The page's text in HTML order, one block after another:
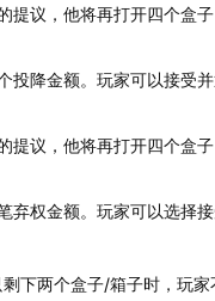
提议，他将再打开四个盒
投降金额。玩家可以接受
提议，他将再打开四个盒
弃权金额。玩家可以选择
下两个盒子/箱子时，玩